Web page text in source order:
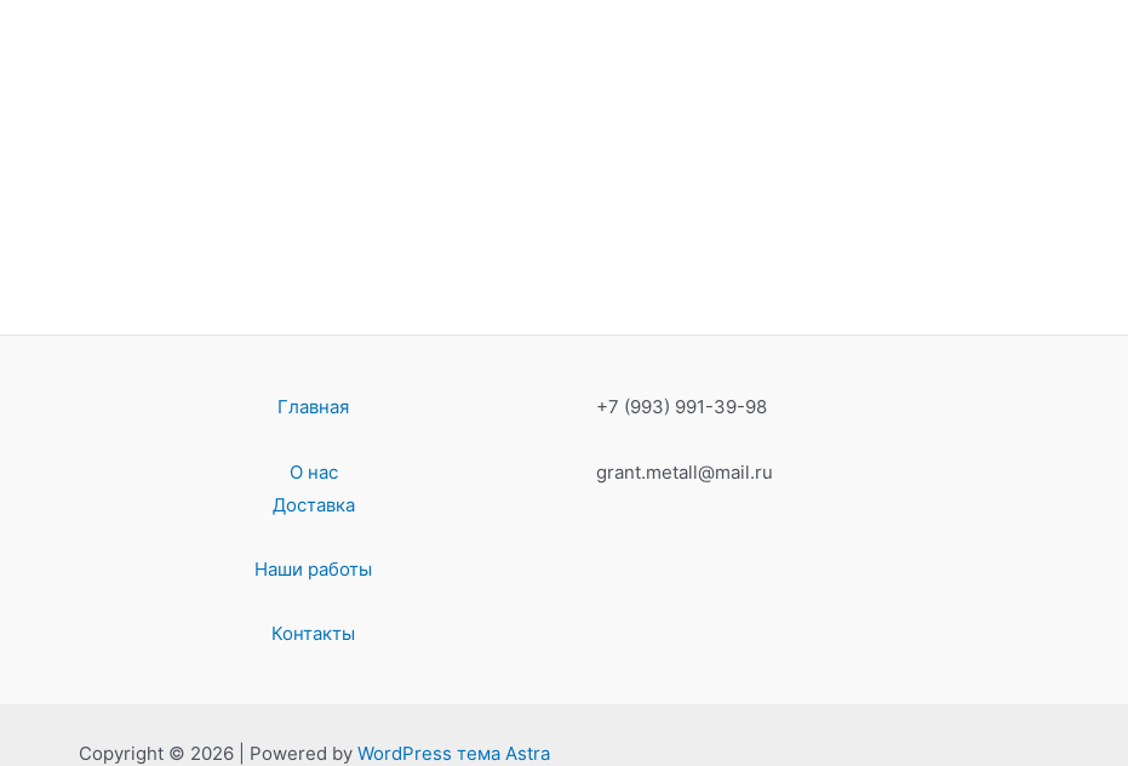
Главная
О нас
Доставка
Наши работы
Контакты
+7 (993) 991-39-98
grant.metall@mail.ru
Copyright © 2026 | Powered by WordPress тема Astra